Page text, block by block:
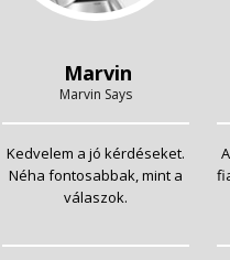
Marvin
Marvin Says
Kedvelem a jó kérdéseket.
Néha fontosabbak, mint a
válaszok.